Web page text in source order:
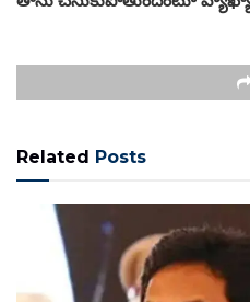
Related Posts